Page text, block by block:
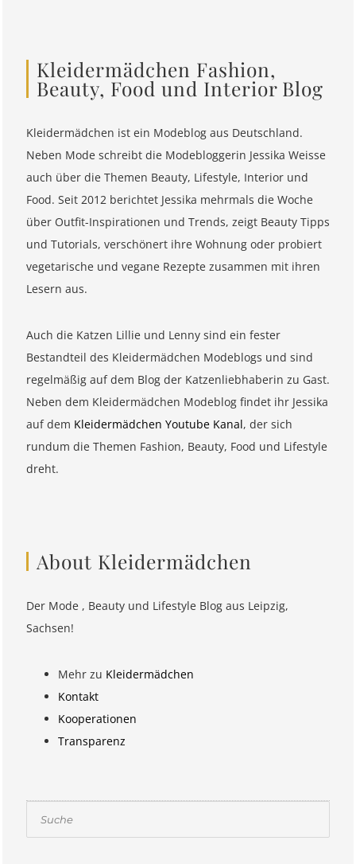
Kleidermädchen Fashion,
Beauty, Food und Interior Blog
Kleidermädchen ist ein Modeblog aus Deutschland.
Neben Mode schreibt die Modebloggerin Jessika Weisse
auch über die Themen Beauty, Lifestyle, Interior und
Food. Seit 2012 berichtet Jessika mehrmals die Woche
über Outfit-Inspirationen und Trends, zeigt Beauty Tipps
und Tutorials, verschönert ihre Wohnung oder probiert
vegetarische und vegane Rezepte zusammen mit ihren
Lesern aus.
Auch die Katzen Lillie und Lenny sind ein fester
Bestandteil des Kleidermädchen Modeblogs und sind
regelmäßig auf dem Blog der Katzenliebhaberin zu Gast.
Neben dem Kleidermädchen Modeblog findet ihr Jessika
auf dem Kleidermädchen Youtube Kanal, der sich
rundum die Themen Fashion, Beauty, Food und Lifestyle
dreht.
About Kleidermädchen
Der Mode , Beauty und Lifestyle Blog aus Leipzig,
Sachsen!
Mehr zu Kleidermädchen
Kontakt
Kooperationen
Transparenz